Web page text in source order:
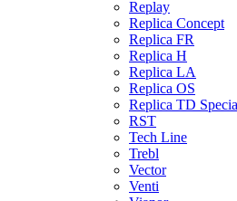
Replay
Replica Concept
Replica FR
Replica H
Replica LA
Replica OS
Replica TD
RST
Tech Line
Trebl
Vector
Venti